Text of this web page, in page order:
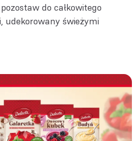
do całkowitego
udekorowany świeżymi